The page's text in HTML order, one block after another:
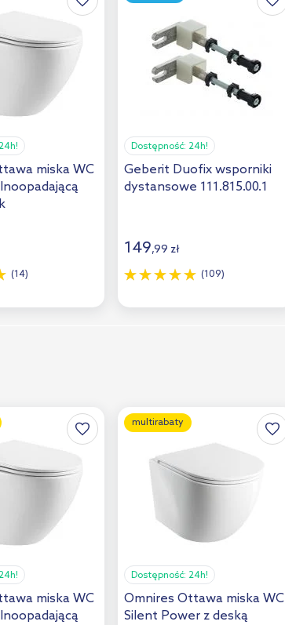
miska WC
(14)
Dostępność: 24h!
Geberit Duofix wsporniki
dystansowe 111.815.00.1
149,99 zł
(109)
miska WC
multirabaty
Dostępność: 24h!
Omnires Ottawa miska WC
Silent Power z deską